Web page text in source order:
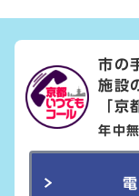
市の
施設
「京
年中